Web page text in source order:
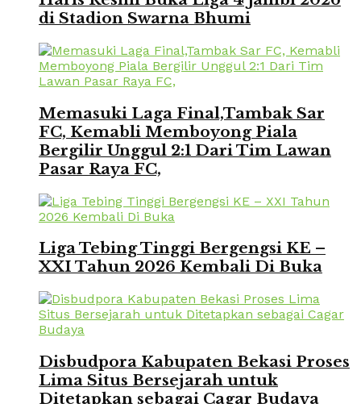
di Stadion Swarna Bhumi
Memasuki Laga Final,Tambak Sar
FC, Kemabli Memboyong Piala
Bergilir Unggul 2:1 Dari Tim Lawan
Pasar Raya FC,
Liga Tebing Tinggi Bergengsi KE –
XXI Tahun 2026 Kembali Di Buka
Disbudpora Kabupaten Bekasi Proses
Lima Situs Bersejarah untuk
Ditetapkan sebagai Cagar Budaya